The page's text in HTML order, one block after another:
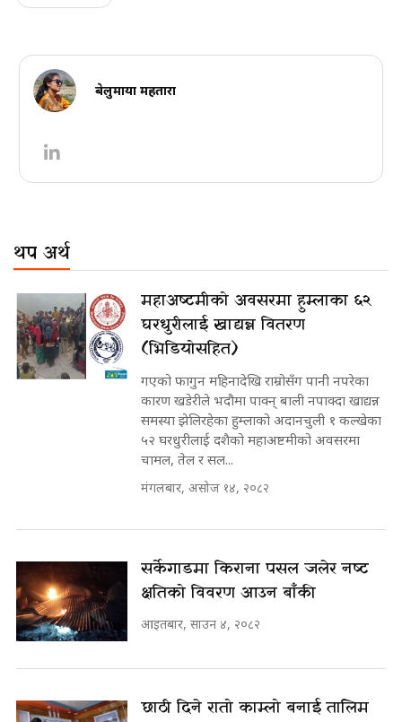
बेलुमाया महतारा
थप अर्थ
महाअष्टमीको अवसरमा हुम्लाका ६२
घरधुरीलाई खाद्यन्न वितरण
(भिडियोसहित)
गएको फागुन महिनादेखि राम्रोसँग पानी नपरेका
कारण खडेरीले भदौमा पाक्न् बाली नपाक्दा खाद्यन्न
समस्या झेलिरहेका हुम्लाको अदानचुली १ कल्खेका
५२ घरधुरीलाई दशैको महाअष्टमीको अवसरमा
चामल, तेल र सल...
मंगलबार, असोज १४, २०८२
सर्केगाडमा किराना पसल जलेर नष्ट
क्षतिको विवरण आउन बाँकी
आइतबार, साउन ४, २०८२
छाठी दिने रातो काम्लो बनाई तालिम